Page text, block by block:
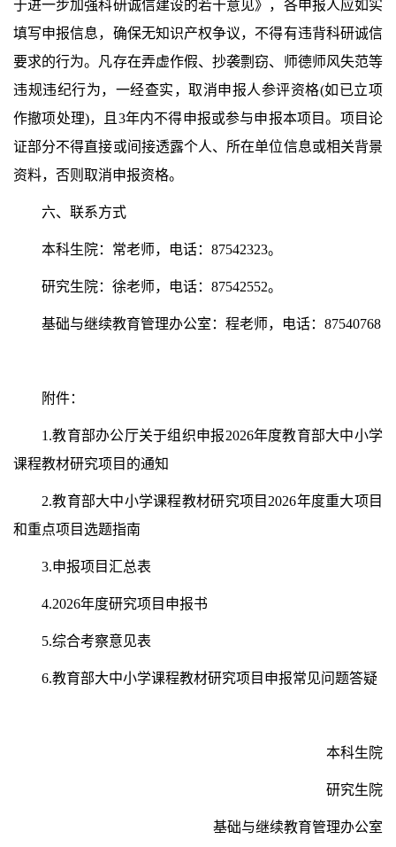
于进一步加强科研诚信建设的若干意见》，各申报人应如实
填写申报信息，确保无知识产权争议，不得有违背科研诚信
要求的行为。凡存在弄虚作假、抄袭剽窃、师德师风失范等
违规违纪行为，一经查实，取消申报人参评资格(如已立项
作撤项处理)，且3年内不得申报或参与申报本项目。项目论
证部分不得直接或间接透露个人、所在单位信息或相关背景
资料，否则取消申报资格。
六、联系方式
本科生院：常老师，电话：87542323。
研究生院：徐老师，电话：87542552。
基础与继续教育管理办公室：程老师，电话：87540768
附件：
1.教育部办公厅关于组织申报2026年度教育部大中小学
课程教材研究项目的通知
2.教育部大中小学课程教材研究项目2026年度重大项目
和重点项目选题指南
3.申报项目汇总表
4.2026年度研究项目申报书
5.综合考察意见表
6.教育部大中小学课程教材研究项目申报常见问题答疑
本科生院
研究生院
基础与继续教育管理办公室